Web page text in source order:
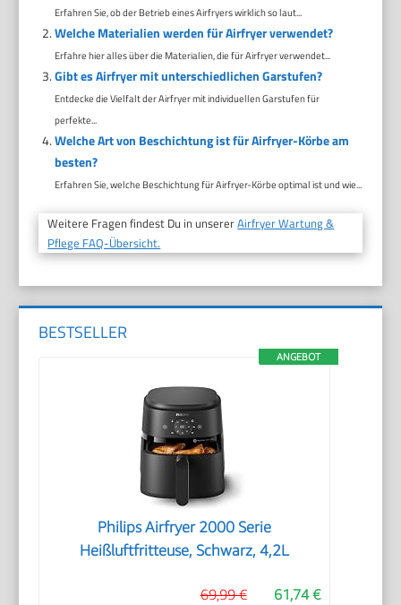
Erfahren Sie, ob der Betrieb eines Airfryers wirklich so laut...
Welche Materialien werden für Airfryer verwendet?
Erfahre hier alles über die Materialien, die für Airfryer verwendet...
Gibt es Airfryer mit unterschiedlichen Garstufen?
Entdecke die Vielfalt der Airfryer mit individuellen Garstufen für
perfekte...
Welche Art von Beschichtung ist für Airfryer-Körbe am
besten?
Erfahren Sie, welche Beschichtung für Airfryer-Körbe optimal ist und wie...
Weitere Fragen findest Du in unsererAirfryer Wartung &
Pflege FAQ-Übersicht.
BESTSELLER
ANGEBOT
Philips Airfryer 2000 Serie
Heißluftfritteuse, Schwarz, 4,2L
61,74 €
69,99 €